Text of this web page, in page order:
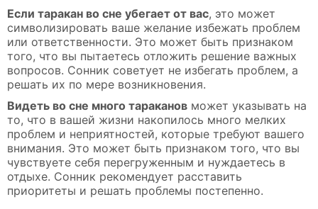
Если таракан во сне убегает от вас, это может
символизировать ваше желание избежать проблем
или ответственности. Это может быть признаком
того, что вы пытаетесь отложить решение важных
вопросов. Сонник советует не избегать проблем, а
решать их по мере возникновения.
Видеть во сне много тараканов может указывать на
то, что в вашей жизни накопилось много мелких
проблем и неприятностей, которые требуют вашего
внимания. Это может быть признаком того, что вы
чувствуете себя перегруженным и нуждаетесь в
отдыхе. Сонник рекомендует расставить
приоритеты и решать проблемы постепенно.